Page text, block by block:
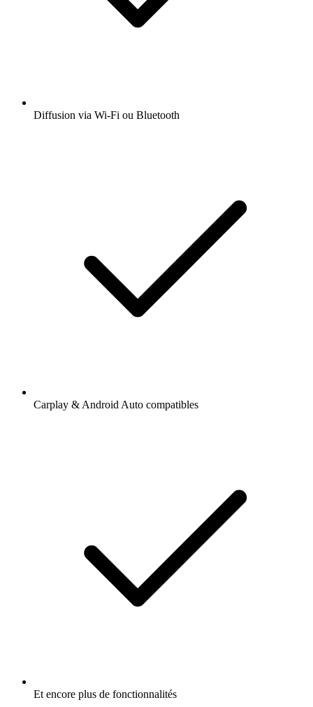
Diffusion via Wi-Fi ou Bluetooth
Carplay & Android Auto compatibles
Et encore plus de fonctionnalités